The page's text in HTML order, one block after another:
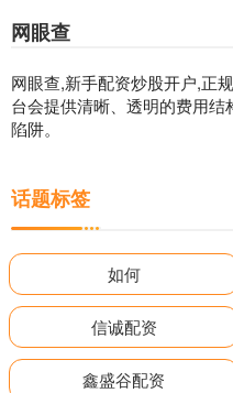
网眼查
网眼查,新手配资炒股开户,正
台会提供清晰、透明的费用
陷阱。
话题标签
如何
信诚配资
鑫盛谷配资